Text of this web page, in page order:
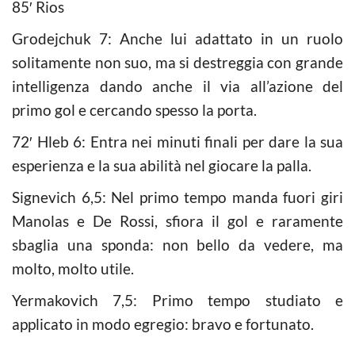
85′ Rios
Grodejchuk 7: Anche lui adattato in un ruolo
solitamente non suo, ma si destreggia con grande
intelligenza dando anche il via all’azione del
primo gol e cercando spesso la porta.
72′ Hleb 6: Entra nei minuti finali per dare la sua
esperienza e la sua abilità nel giocare la palla.
Signevich 6,5: Nel primo tempo manda fuori giri
Manolas e De Rossi, sfiora il gol e raramente
sbaglia una sponda: non bello da vedere, ma
molto, molto utile.
Yermakovich 7,5: Primo tempo studiato e
applicato in modo egregio: bravo e fortunato.